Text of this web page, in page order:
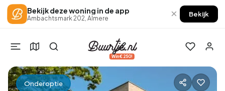
Bekijk deze woning in de app
Ambachtsmark 202, Almere × Bekijk
Win €250!
Onder optie